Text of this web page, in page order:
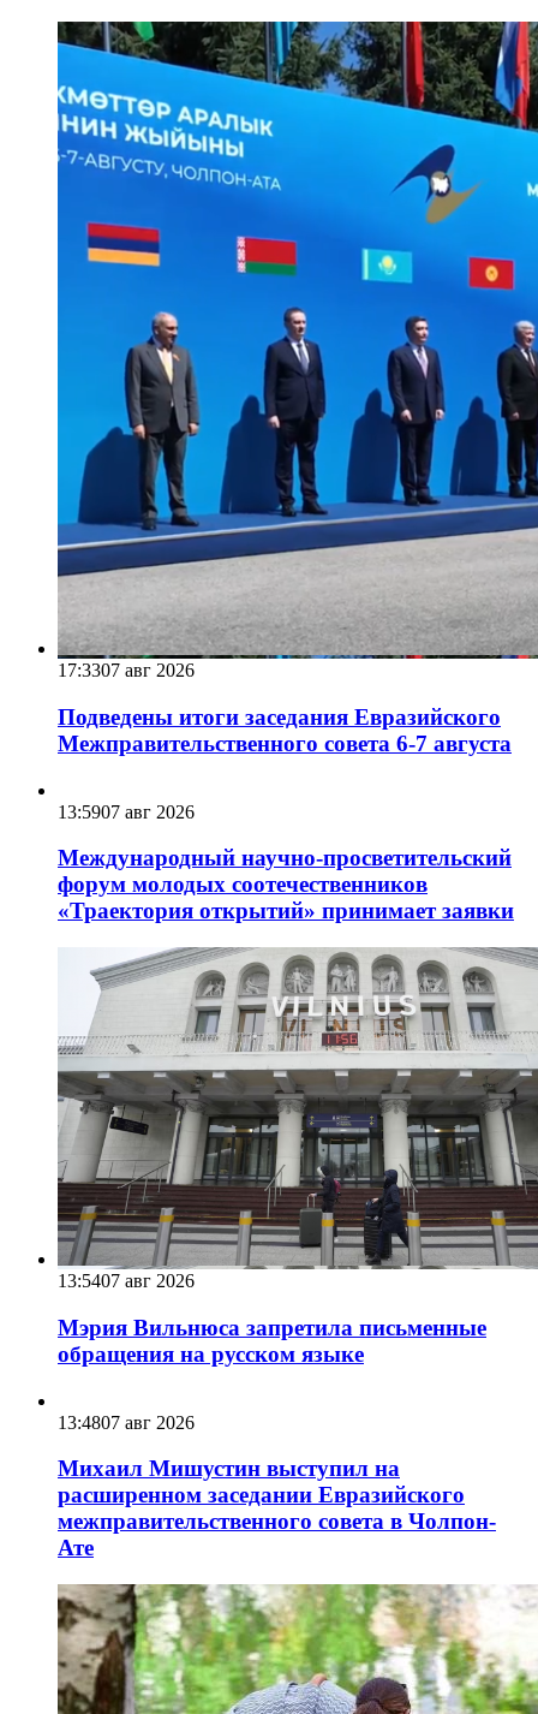
17:3307 авг 2026
Подведены итоги заседания Евразийского
Межправительственного совета 6-7 августа
13:5907 авг 2026
Международный научно-просветительский
форум молодых соотечественников
«Траектория открытий» принимает заявки
13:5407 авг 2026
Мэрия Вильнюса запретила письменные
обращения на русском языке
13:4807 авг 2026
Михаил Мишустин выступил на
расширенном заседании Евразийского
межправительственного совета в Чолпон-
Ате